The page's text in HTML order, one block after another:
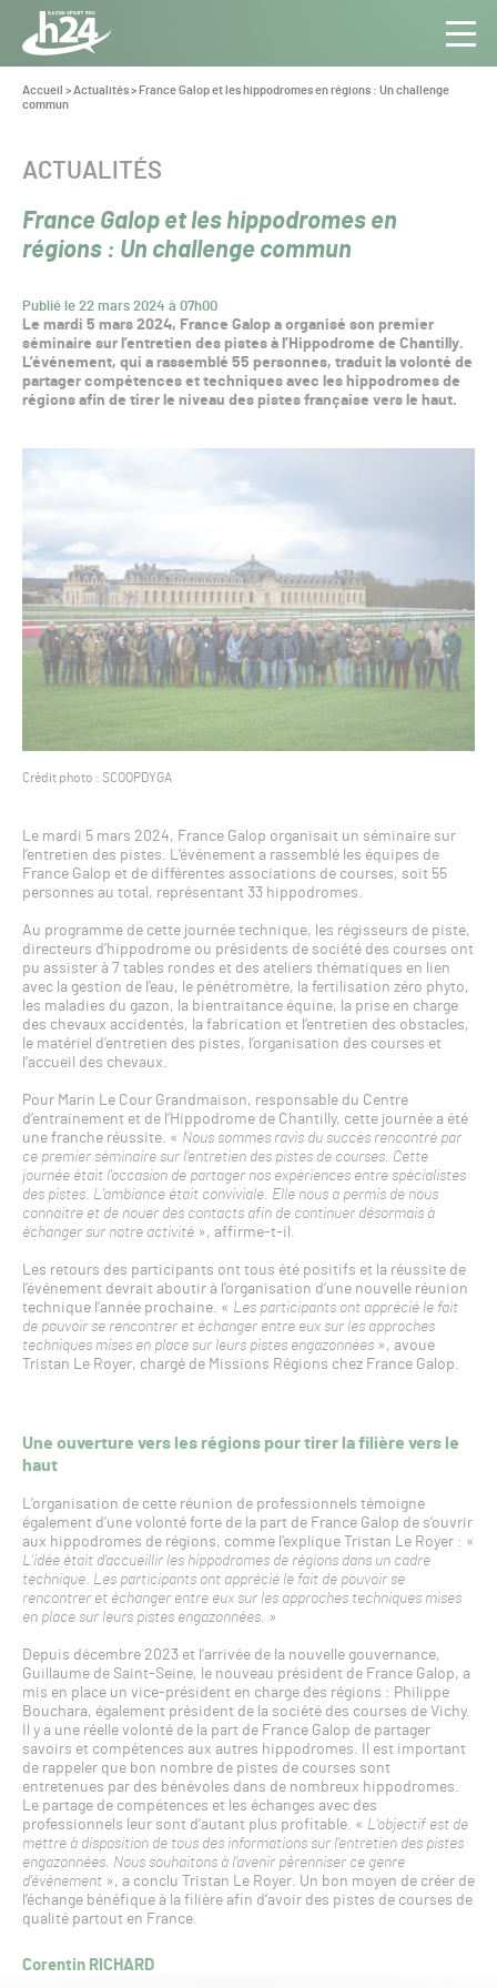
Panneau de gestion des cookies
Aller au contenu
Toute
l’info
du Gazon
Vous
êtes
Accueil >Actualités> France Galop et les hippodromes en régions : Un challenge
commun
France Galop et les hippodromes en
régions : Un challenge commun
Publié le 22 mars 2024 à 07h00
CATÉGORIE :
ACTUALITÉS
Le mardi 5 mars 2024, France Galop a organisé son premier
séminaire sur l’entretien des pistes à l’Hippodrome de Chantilly.
L’événement, qui a rassemblé 55 personnes, traduit la volonté de
partager compétences et techniques avec les hippodromes de
régions afin de tirer le niveau des pistes française vers le haut.
Crédit photo : SCOOPDYGA
Le mardi 5 mars 2024, France Galop organisait un séminaire sur
l’entretien des pistes. L’événement a rassemblé les équipes de
France Galop et de différentes associations de courses, soit 55
personnes au total, représentant 33 hippodromes.
Au programme de cette journée technique, les régisseurs de piste,
directeurs d’hippodrome ou présidents de société des courses ont
pu assister à 7 tables rondes et des ateliers thématiques en lien
avec la gestion de l’eau, le pénétromètre, la fertilisation zéro phyto,
les maladies du gazon, la bientraitance équine, la prise en charge
des chevaux accidentés, la fabrication et l’entretien des obstacles,
le matériel d’entretien des pistes, l’organisation des courses et
l’accueil des chevaux.
Pour Marin Le Cour Grandmaison, responsable du Centre
d’entrainement et de l’Hippodrome de Chantilly, cette journée a été
une franche réussite. « Nous sommes ravis du succès rencontré par
ce premier séminaire sur l’entretien des pistes de courses. Cette
journée était l’occasion de partager nos expériences entre spécialistes
des pistes. L’ambiance était conviviale. Elle nous a permis de nous
connaitre et de nouer des contacts afin de continuer désormais à
échanger sur notre activité», affirme-t-il.
Les retours des participants ont tous été positifs et la réussite de
l’événement devrait aboutir à l’organisation d’une nouvelle réunion
technique l’année prochaine. « Les participants ont apprécié le fait
de pouvoir se rencontrer et échanger entre eux sur les approches
techniques mises en place sur leurs pistes engazonnées», avoue
Tristan Le Royer, chargé de Missions Régions chez France Galop.
Une ouverture vers les régions pour tirer la filière vers le
haut
L’organisation de cette réunion de professionnels témoigne
également d’une volonté forte de la part de France Galop de s’ouvrir
aux hippodromes de régions, comme l’explique Tristan Le Royer : «
L’idée était d’accueillir les hippodromes de régions dans un cadre
technique. Les participants ont apprécié le fait de pouvoir se
rencontrer et échanger entre eux sur les approches techniques mises
en place sur leurs pistes engazonnées. »
Depuis décembre 2023 et l’arrivée de la nouvelle gouvernance,
Guillaume de Saint-Seine, le nouveau président de France Galop, a
mis en place un vice-président en charge des régions : Philippe
Bouchara, également président de la société des courses de Vichy.
Il y a une réelle volonté de la part de France Galop de partager
savoirs et compétences aux autres hippodromes. Il est important
de rappeler que bon nombre de pistes de courses sont
entretenues par des bénévoles dans de nombreux hippodromes.
Le partage de compétences et les échanges avec des
professionnels leur sont d’autant plus profitable. « L’objectif est de
mettre à disposition de tous des informations sur l’entretien des pistes
engazonnées. Nous souhaitons à l’avenir pérenniser ce genre
d’événement», a conclu Tristan Le Royer. Un bon moyen de créer de
l’échange bénéfique à la filière afin d’avoir des pistes de courses de
qualité partout en France.
Corentin RICHARD